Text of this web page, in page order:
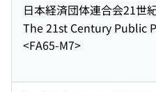
日本経済団体連合会21世
The 21st Century Public
<FA65-M7>